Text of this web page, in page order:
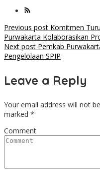
Post
navigation
Previous post Komitmen
Purwakarta Kolaborasikan
Next post Pemkab
Pengelolaan SPIP
Leave a Reply
Your email address will not
marked *
Comment